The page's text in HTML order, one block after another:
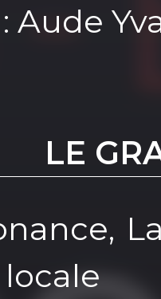
Aude
LE
locale